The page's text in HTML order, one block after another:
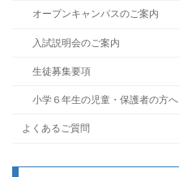
オープンキャンパスのご案内
入試説明会のご案内
生徒募集要項
小学６年生の児童・保護者の方へ
よくあるご質問